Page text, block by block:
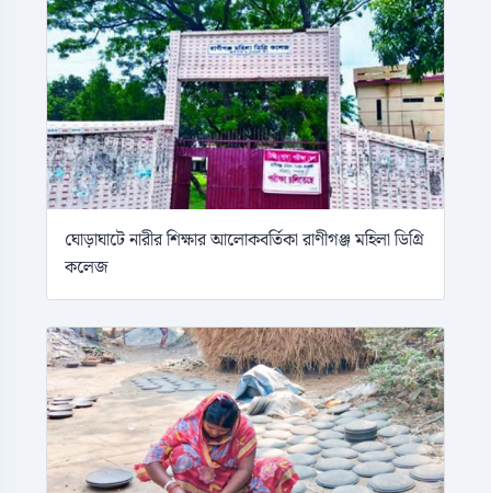
ঘোড়াঘাটে নারীর শিক্ষার আলোকবর্তিকা রাণীগঞ্জ মহিলা ডিগ্রি
কলেজ